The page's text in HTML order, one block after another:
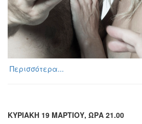
Περισσότερα...
ΚΥΡΙΑΚΗ 19 ΜΑΡΤΙΟΥ, ΩΡΑ 21.00